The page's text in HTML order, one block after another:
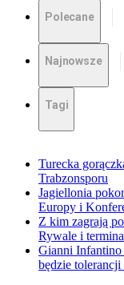
Polecane
Najnowsze
Tagi
Turecka
Trabzonsporu
Jagiellonia
Europy i
Z kim zagrają
Rywale i
Gianni Infantino
będzie